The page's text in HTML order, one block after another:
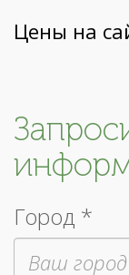
Цены на
Город *